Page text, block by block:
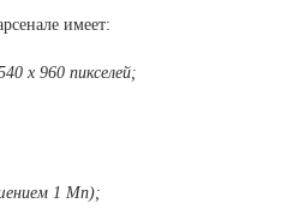
имеет:
x 960 пикселей;
1 Мп);